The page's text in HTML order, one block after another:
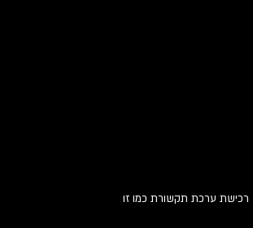
רכישת ערכת תקשורת כמו זו